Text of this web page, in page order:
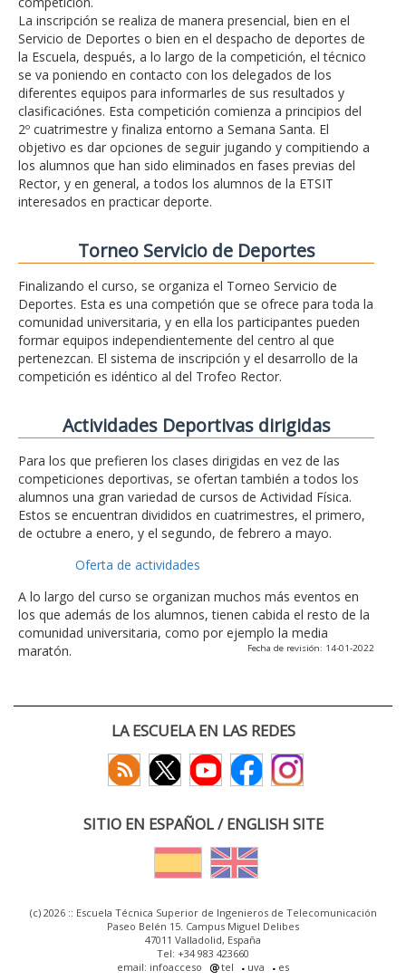
La inscripción se realiza de manera presencial, bien en el
Servicio de Deportes o bien en el despacho de deportes de
la Escuela, después, a lo largo de la competición, el técnico
se va poniendo en contacto con los delegados de los
diferentes equipos para informarles de sus resultados y
clasificaciónes. Esta competición comienza a principios del
2º cuatrimestre y finaliza entorno a Semana Santa. El
objetivo es dar opciones de seguir jugando y compitiendo a
los alumnos que han sido eliminados en fases previas del
Rector, y en general, a todos los alumnos de la ETSIT
interesados en practicar deporte.
Torneo Servicio de Deportes
Finalizando el curso, se organiza el Torneo Servicio de
Deportes. Esta es una competión que se ofrece para toda la
comunidad universitaria, y en ella los participantes pueden
formar equipos independientemente del centro al que
pertenezcan. El sistema de inscripción y el desarrollo de la
competición es idéntico al del Trofeo Rector.
Actividades Deportivas dirigidas
Para los que prefieren los clases dirigidas en vez de las
competiciones deportivas, se ofertan también a todos los
alumnos una gran variedad de cursos de Actividad Física.
Estos se encuentran divididos en cuatrimestres, el primero,
de octubre a enero, y el segundo, de febrero a mayo.
Oferta de actividades
A lo largo del curso se organizan muchos más eventos en
los que además de los alumnos, tienen cabida el resto de la
comunidad universitaria, como por ejemplo la media
maratón.
Fecha de revisión: 14-01-2022
LA ESCUELA EN LAS REDES
SITIO EN ESPAÑOL / ENGLISH SITE
(c) 2026 :: Escuela Técnica Superior de Ingenieros de Telecomunicación
Paseo Belén 15. Campus Miguel Delibes
47011 Valladolid, España
Tel: +34 983 423660
email: infoacceso
tel uva es